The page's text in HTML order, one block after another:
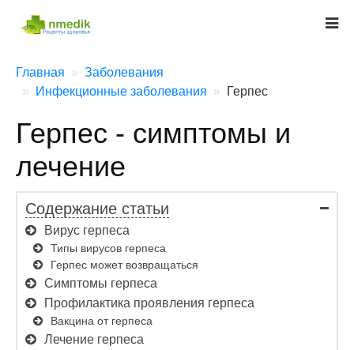
Главная
Заболевания
Инфекционные заболевания
Герпес
Герпес - симптомы и
лечение
Содержание статьи
Вирус герпеса
Типы вирусов герпеса
Герпес может возвращаться
Симптомы герпеса
Профилактика проявления герпеса
Вакцина от герпеса
Лечение герпеса